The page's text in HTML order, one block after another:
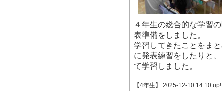
４年生の総合的な学習
表準備をしました。
学習してきたことをま
に発表練習をしたりと
て学習しました。
【4年生】 2025-12-10 14:10 up!